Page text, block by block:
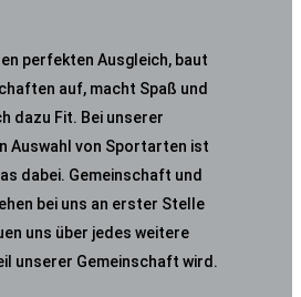
perfekten Ausgleich, baut
auf, macht Spaß und
dazu Fit. Bei unserer
Auswahl von Sportarten ist
dabei. Gemeinschaft und
bei uns an erster Stelle
uns über jedes weitere
unserer Gemeinschaft wird.